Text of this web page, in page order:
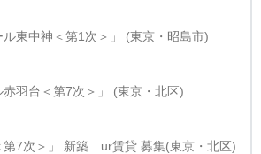
東中神＜第1次＞」 (東京・昭島市)
羽台＜第7次＞」 (東京・北区)
第7次＞」 新築 ur賃貸 募集(東京・北区)